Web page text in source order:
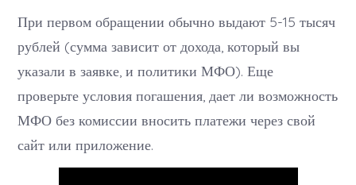
При первом обращении обычно выдают 5-15 тысяч
рублей (сумма зависит от дохода, который вы
указали в заявке, и политики МФО). Еще
проверьте условия погашения, дает ли возможность
МФО без комиссии вносить платежи через свой
сайт или приложение.